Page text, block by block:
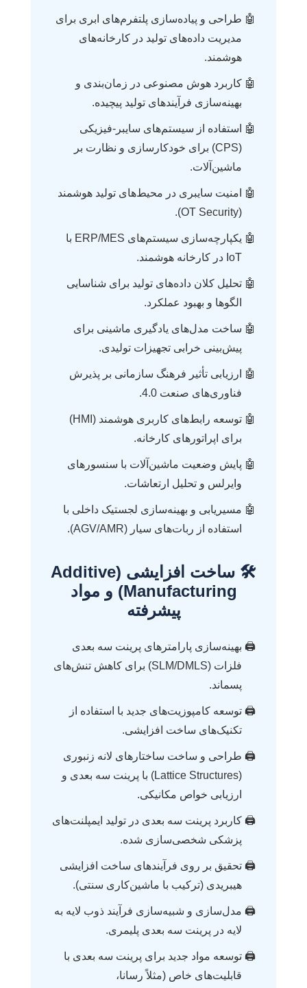
طراحی و پیاده‌سازی پلتفرم‌های ابری برای
مدیریت داده‌های تولید در کارخانه‌های
هوشمند.
کاربرد هوش مصنوعی در زمان‌بندی و
بهینه‌سازی فرآیندهای تولید پیچیده.
استفاده از سیستم‌های سایبر-فیزیکی
(CPS) برای خودکارسازی و نظارت بر
ماشین‌آلات.
امنیت سایبری در محیط‌های تولید هوشمند
(OT Security).
یکپارچه‌سازی سیستم‌های ERP/MES با
IoT در کارخانه هوشمند.
تحلیل کلان داده‌های تولید برای شناسایی
الگوها و بهبود عملکرد.
ساخت مدل‌های یادگیری ماشینی برای
پیش‌بینی خرابی تجهیزات تولیدی.
ارزیابی تأثیر فرهنگ سازمانی بر پذیرش
فناوری‌های صنعت 4.0.
توسعه رابط‌های کاربری هوشمند (HMI)
برای اپراتورهای کارخانه.
پایش وضعیت ماشین‌آلات با سنسورهای
وایرلس و تحلیل ارتعاشات.
مسیریابی و بهینه‌سازی لجستیک داخلی با
استفاده از ربات‌های سیار (AGV/AMR).
🛠️ ساخت افزایشی (Additive
Manufacturing) و مواد
پیشرفته
بهینه‌سازی پارامترهای پرینت سه بعدی
فلزات (SLM/DMLS) برای کاهش تنش‌های
پسماند.
توسعه کامپوزیت‌های جدید با استفاده از
تکنیک‌های ساخت افزایشی.
طراحی و ساخت ساختارهای لانه زنبوری
(Lattice Structures) با پرینت سه بعدی و
ارزیابی خواص مکانیکی.
کاربرد پرینت سه بعدی در تولید ایمپلنت‌های
پزشکی شخصی‌سازی شده.
تحقیق بر روی فرآیندهای ساخت افزایشی
هیبریدی (ترکیب با ماشین‌کاری سنتی).
مدل‌سازی و شبیه‌سازی فرآیند ذوب لایه به
لایه در پرینت سه بعدی پلیمری.
توسعه مواد جدید برای پرینت سه بعدی با
قابلیت‌های خاص (مثلاً رسانا،